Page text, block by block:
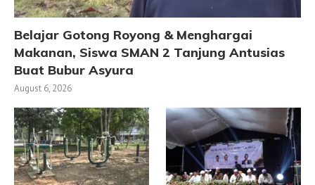
Belajar Gotong Royong & Menghargai
Makanan, Siswa SMAN 2 Tanjung Antusias
Buat Bubur Asyura
August 6, 2026